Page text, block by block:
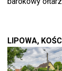
LIPOWA,